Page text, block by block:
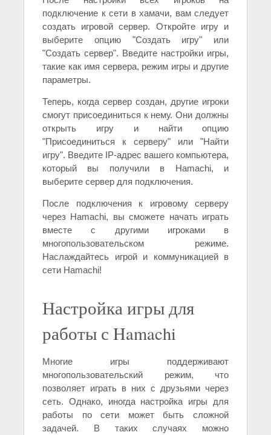
подключение к сети в хамачи, вам следует
создать игровой сервер. Откройте игру и
выберите опцию "Создать игру" или
"Создать сервер". Введите настройки игры,
такие как имя сервера, режим игры и другие
параметры.
Теперь, когда сервер создан, другие игроки
смогут присоединиться к нему. Они должны
открыть игру и найти опцию
"Присоединиться к серверу" или "Найти
игру". Введите IP-адрес вашего компьютера,
который вы получили в Hamachi, и
выберите сервер для подключения.
После подключения к игровому серверу
через Hamachi, вы сможете начать играть
вместе с другими игроками в
многопользовательском режиме.
Наслаждайтесь игрой и коммуникацией в
сети Hamachi!
Настройка игры для
работы с Hamachi
Многие игры поддерживают
многопользовательский режим, что
позволяет играть в них с друзьями через
сеть. Однако, иногда настройка игры для
работы по сети может быть сложной
задачей. В таких случаях можно